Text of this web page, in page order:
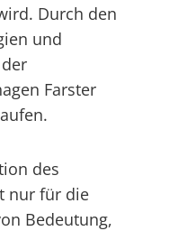
Durch den
und
Farster
des
nur für die
Bedeutung,